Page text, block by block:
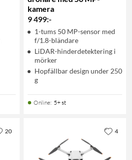
kamera
9 499:-
1-tums 50 MP-sensor med
f/1.8-bländare
LiDAR-hinderdetektering i
mörker
Hopfällbar design under 250
g
Online: 5+ st
20 4